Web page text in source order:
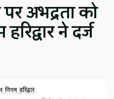
अभद्रता को
ने दर्ज